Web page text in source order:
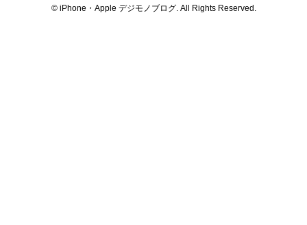
© iPhone・Apple デジモノブログ. All Rights Reserved.